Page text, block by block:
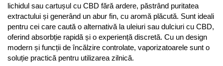
lichidul sau cartușul cu CBD fără ardere, păstrând puritatea
extractului și generând un abur fin, cu aromă plăcută. Sunt ideali
pentru cei care caută o alternativă la uleiuri sau dulciuri cu CBD,
oferind absorbție rapidă și o experiență discretă. Cu un design
modern și funcții de încălzire controlate, vaporizatoarele sunt o
soluție practică pentru utilizarea zilnică.